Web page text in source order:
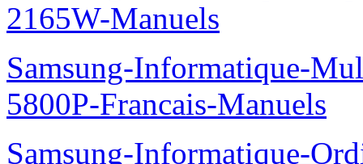
2165W-Manuels
Samsung-Informatique-
5800P-Francais-Manuels
Samsung-Informatique-